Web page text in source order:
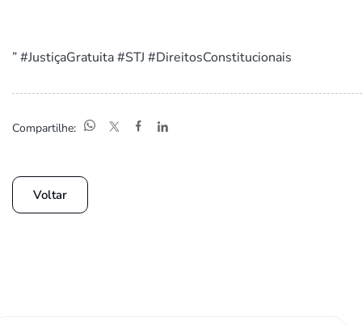
” #JustiçaGratuita #STJ #DireitosConstitucionais
Compartilhe:
Voltar